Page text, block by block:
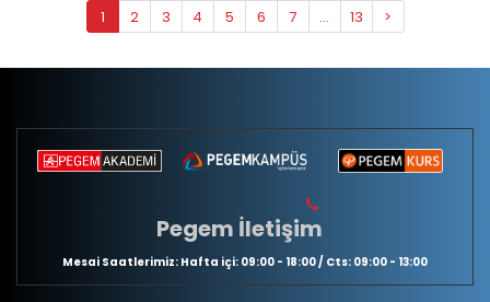
1 2 3 4 5 6 7 ... 13 >
Pegem İletişim
Mesai Saatlerimiz: Hafta içi: 09:00 - 18:00 / Cts: 09:00 - 13:00